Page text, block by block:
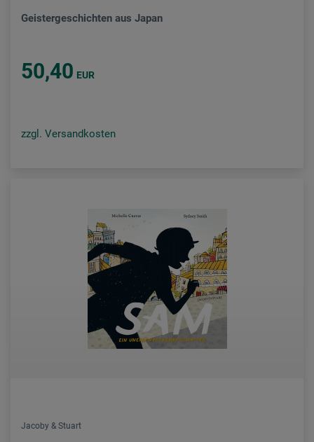
Geistergeschichten aus Japan
50,40 EUR
zzgl. Versandkosten
Jacoby & Stuart